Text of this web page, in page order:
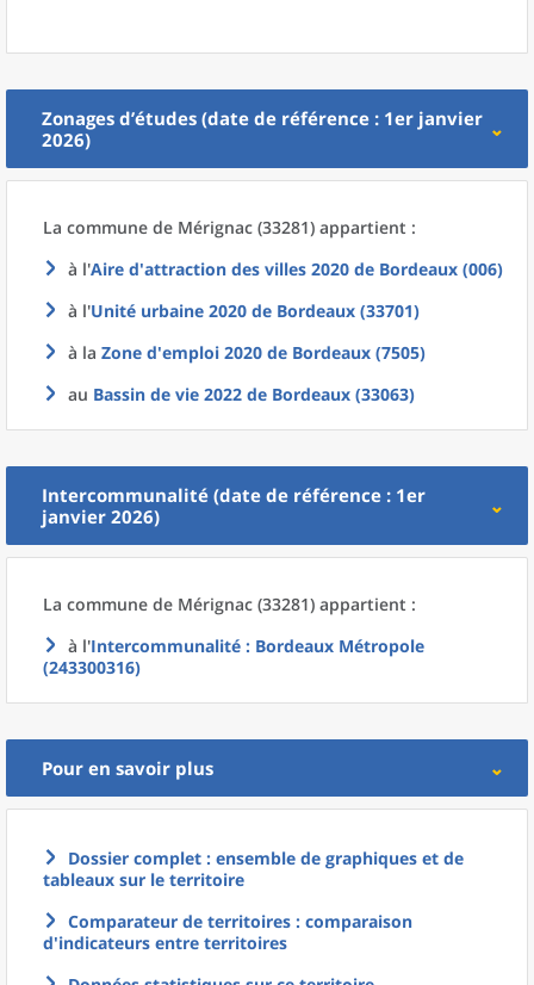
Zonages d’études (date de référence : 1er janvier
2026)
La commune de Mérignac (33281) appartient :
à l'Aire d'attraction des villes 2020 de Bordeaux (006)
à l'Unité urbaine 2020 de Bordeaux (33701)
à la Zone d'emploi 2020 de Bordeaux (7505)
au Bassin de vie 2022 de Bordeaux (33063)
Intercommunalité (date de référence : 1er
janvier 2026)
La commune de Mérignac (33281) appartient :
à l'Intercommunalité : Bordeaux Métropole
(243300316)
Pour en savoir plus
Dossier complet : ensemble de graphiques et de
tableaux sur le territoire
Comparateur de territoires : comparaison
d'indicateurs entre territoires